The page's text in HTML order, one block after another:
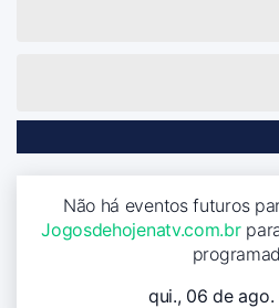
Não há eventos futuros
Jogosdehojenatv.com.br
qui., 06 de